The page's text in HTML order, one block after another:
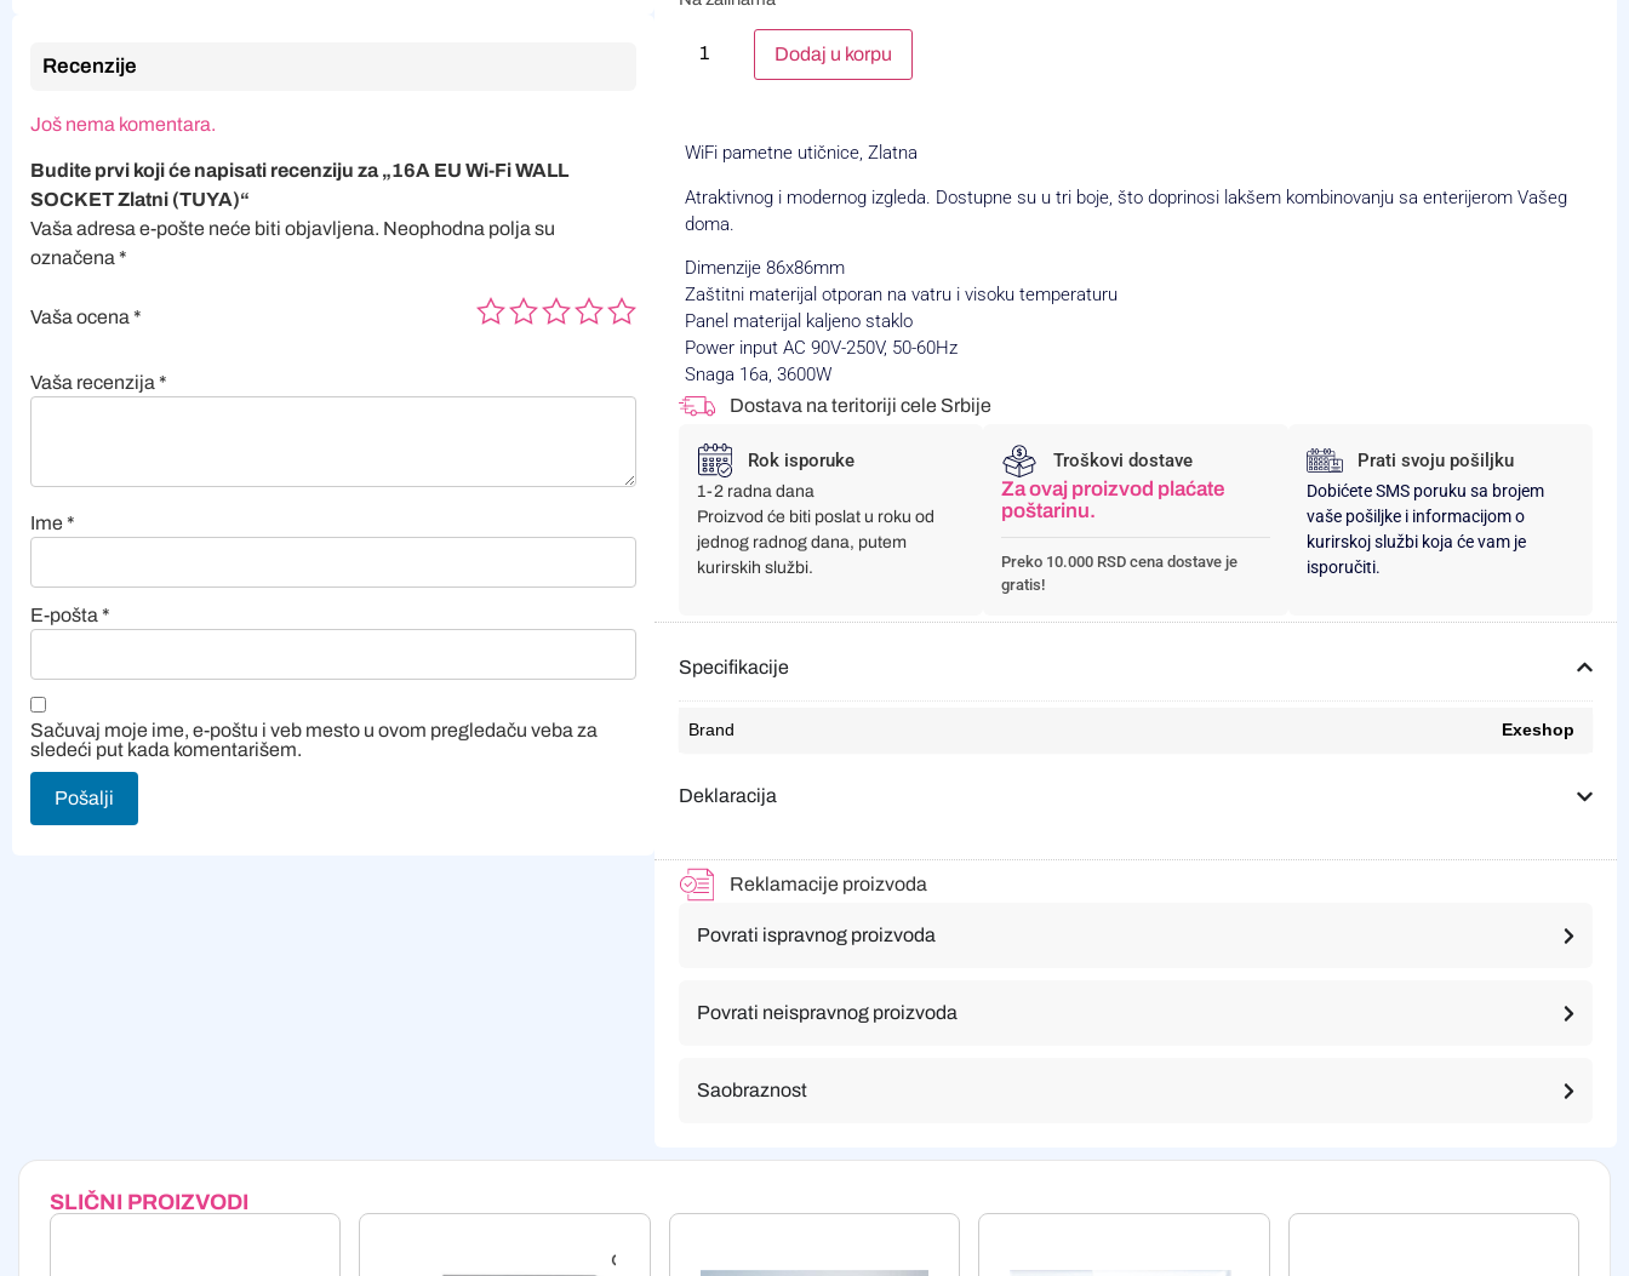
Recenzije
Još nema komentara.
Budite prvi koji će napisati recenziju za „16A EU Wi-Fi WALL
SOCKET Zlatni (TUYA)“
Vaša adresa e-pošte neće biti objavljena. Neophodna polja su
označena *
Vaša ocena *
Vaša recenzija *
Ime*
E-pošta *
Sačuvaj moje ime, e-poštu i veb mesto u ovom pregledaču veba za
sledeći put kada komentarišem.
Dodaj u korpu
WiFi pametne utičnice, Zlatna
Atraktivnog i modernog izgleda. Dostupne su u tri boje, što doprinosi lakšem kombinovanju sa enterijerom Vašeg
doma.
Dimenzije 86x86mm
Zaštitni materijal otporan na vatru i visoku temperaturu
Panel materijal kaljeno staklo
Power input AC 90V-250V, 50-60Hz
Snaga 16a, 3600W
Dostava na teritoriji cele Srbije
Rok isporuke
1-2 radna dana
Proizvod će biti poslat u roku od
jednog radnog dana, putem
kurirskih službi.
Troškovi dostave
Za ovaj proizvod plaćate
poštarinu.
Preko 10.000 RSD cena dostave je
gratis!
Prati svoju pošiljku
Dobićete SMS poruku sa brojem
vaše pošiljke i informacijom o
kurirskoj službi koja će vam je
isporučiti.
Specifikacije
Brand Exeshop
Deklaracija
Reklamacije proizvoda
Povrati ispravnog proizvoda
Povrati neispravnog proizvoda
Saobraznost
SLIČNI PROIZVODI